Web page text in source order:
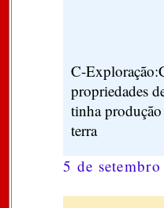
C-
propriedades
tinha
terra
5 de